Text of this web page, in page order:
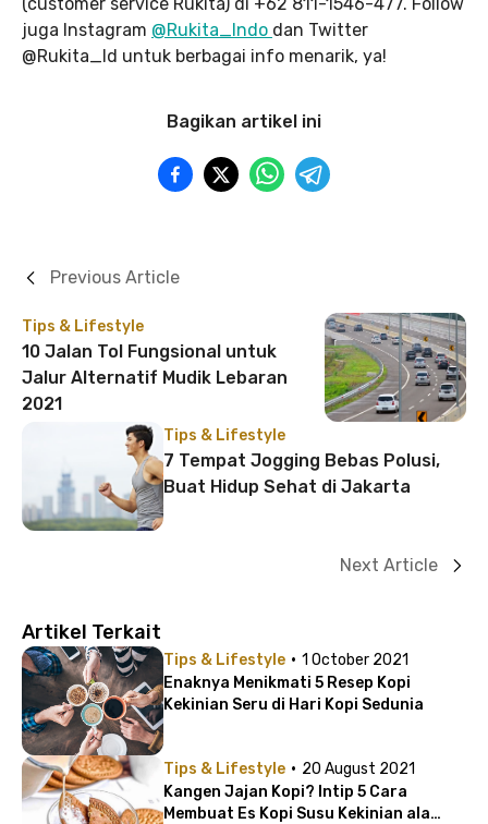
juga Instagram @Rukita_Indo dan Twitter
@Rukita_Id untuk berbagai info menarik, ya!
Bagikan artikel ini
Tips & Lifestyle
10 Jalan Tol Fungsional untuk
Jalur Alternatif Mudik Lebaran
2021
Previous Article
Tips & Lifestyle
7 Tempat Jogging Bebas Polusi,
Buat Hidup Sehat di Jakarta
Next Article
Artikel Terkait
Tips & Lifestyle · 1 October 2021
Enaknya Menikmati 5 Resep Kopi
Kekinian Seru di Hari Kopi Sedunia
Tips & Lifestyle · 20 August 2021
Kangen Jajan Kopi? Intip 5 Cara
Membuat Es Kopi Susu Kekinian ala